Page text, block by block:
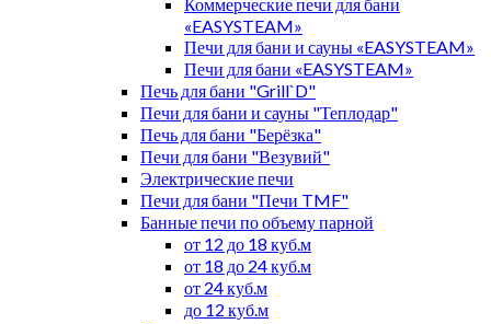
«EASYSTEAM»
Печи для бани и сауны «EASYSTEAM»
Печи для бани «EASYSTEAM»
Печь для бани "Grill`D"
Печи для бани и сауны "Теплодар"
Печь для бани "Берёзка"
Печи для бани "Везувий"
Электрические печи
Печи для бани "Печи TMF"
Банные печи по объему парной
от 12 до 18 куб.м
от 18 до 24 куб.м
от 24 куб.м
до 12 куб.м